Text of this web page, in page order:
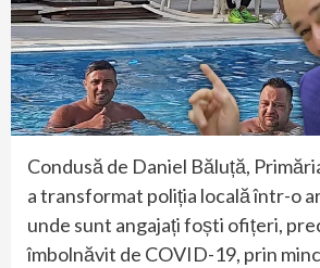
Condusă de Daniel Băluță,
a transformat poliția locală într-o
unde sunt angajați foști ofițeri,
îmbolnăvit de COVID-19, prin